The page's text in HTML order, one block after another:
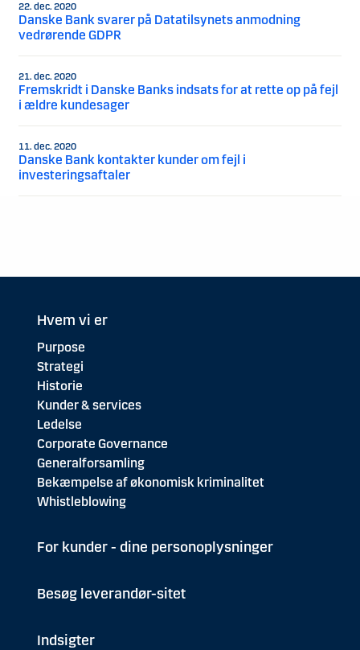
22. dec. 2020
Danske Bank svarer på Datatilsynets anmodning
vedrørende GDPR
21. dec. 2020
Fremskridt i Danske Banks indsats for at rette op på fejl
i ældre kundesager
11. dec. 2020
Danske Bank kontakter kunder om fejl i
investeringsaftaler
Hvem vi er
Purpose
Strategi
Historie
Kunder & services
Ledelse
Corporate Governance
Generalforsamling
Bekæmpelse af økonomisk kriminalitet
Whistleblowing
For kunder - dine personoplysninger
Besøg leverandør-sitet
Indsigter